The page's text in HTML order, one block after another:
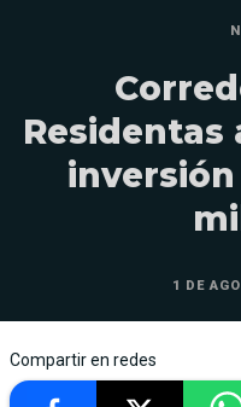
Residentas
inversión
1 DE
Compartir en redes